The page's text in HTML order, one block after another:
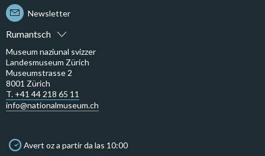
Rumantsch
Newsletter
Museum naziunal svizzer
Landesmuseum Zürich
Museumstrasse 2
8001 Zürich
T. +41 44 218 65 11
info@nationalmuseum.ch
Avert oz a partir da las 10:00